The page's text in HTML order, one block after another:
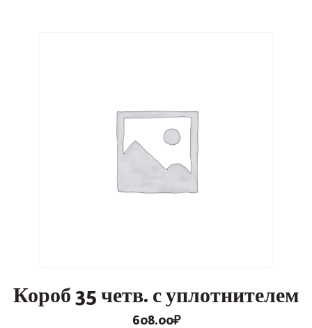
Короб 35 четв. с уплотнителем
608.00₽